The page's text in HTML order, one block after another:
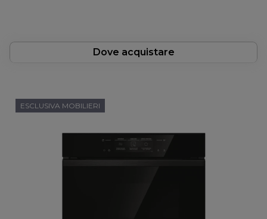
Dove acquistare
ESCLUSIVA MOBILIERI